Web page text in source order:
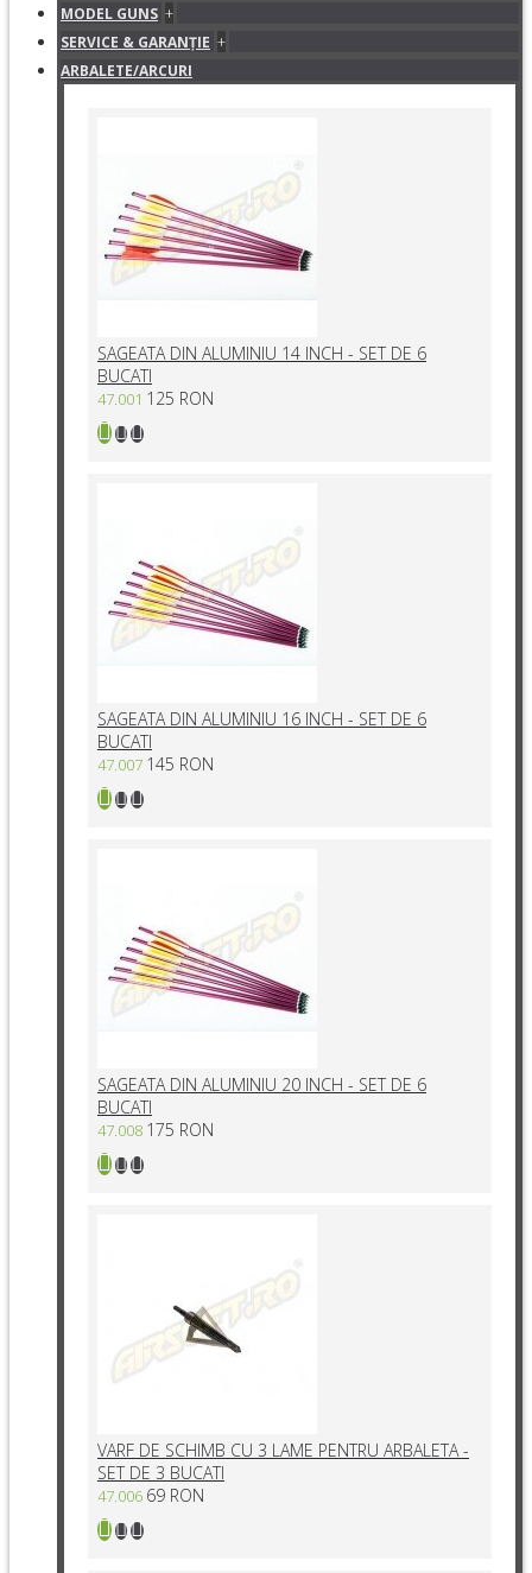
MODEL GUNS +
SERVICE & GARANŢIE +
ARBALETE/ARCURI
SAGEATA DIN ALUMINIU 14 INCH - SET DE 6
BUCATI
47.001 125 RON
SAGEATA DIN ALUMINIU 16 INCH - SET DE 6
BUCATI
47.007 145 RON
SAGEATA DIN ALUMINIU 20 INCH - SET DE 6
BUCATI
47.008 175 RON
VARF DE SCHIMB CU 3 LAME PENTRU ARBALETA -
SET DE 3 BUCATI
47.006 69 RON